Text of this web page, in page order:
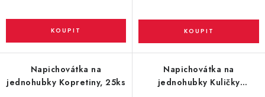
Napichovátka na
jednohubky Kopretiny, 25ks
Napichovátka na
jednohubky Kuličky